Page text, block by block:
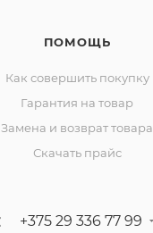
ПОМОЩЬ
Как совершить покупку
Гарантия на товар
Замена и возврат товара
Скачать прайс
+375 29 336 77 99